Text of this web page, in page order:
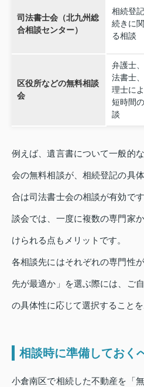
司法書士会（北九州総
合相談センター）
相続登
続きに
る相談
区役所などの無料相談
会
弁護士
法書士
理士に
短時間
談
例えば、遺言書について一般的
会の無料相談が、相続登記の具
合は司法書士会の相談が有効で
談会では、一度に複数の専門家
けられる点もメリットです。
各相談先にはそれぞれの専門性
先が最適か」を選ぶ際には、ご
の具体性に応じて選択することを
相談時に準備しておく
小倉南区で相続した不動産を「